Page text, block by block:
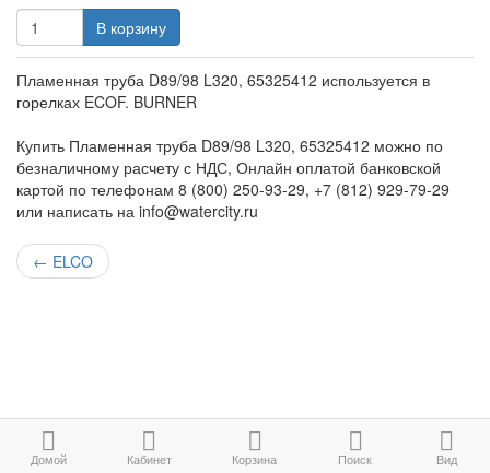
В корзину
Пламенная труба D89/98 L320, 65325412 используется в
горелках ECOF. BURNER
Купить Пламенная труба D89/98 L320, 65325412 можно по
безналичному расчету с НДС, Онлайн оплатой банковской
картой по телефонам 8 (800) 250-93-29, +7 (812) 929-79-29
или написать на info@watercity.ru
← ELCO
Домой Кабинет Корзина Поиск Вид